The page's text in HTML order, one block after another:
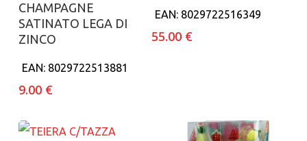
CHAMPAGNE
SATINATO LEGA DI
ZINCO
EAN: 8029722513881
9.00 €
EAN: 8029722516349
55.00 €